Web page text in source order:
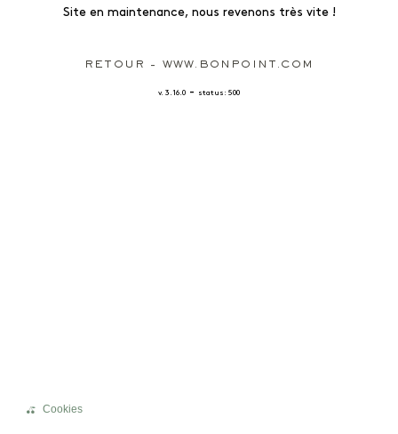
Site en maintenance, nous revenons très vite !
RETOUR - WWW.BONPOINT.COM
v. 3.16.0 - status: 500